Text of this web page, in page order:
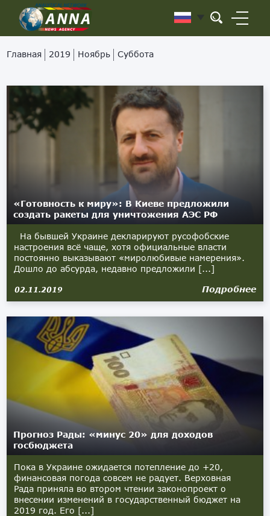
Главная 2019 Ноябрь Суббота
«Готовность к миру»: В Киеве предложили
создать ракеты для уничтожения АЭС РФ
На бывшей Украине декларируют русофобские
настроения всё чаще, хотя официальные власти
постоянно выказывают «миролюбивые намерения».
Дошло до абсурда, недавно предложили [...]
02.11.2019 Подробнее
Прогноз Рады: «минус 20» для доходов
госбюджета
Пока в Украине ожидается потепление до +20,
финансовая погода совсем не радует. Верховная
Рада приняла во втором чтении законопроект о
внесении изменений в государственный бюджет на
2019 год. Его [...]